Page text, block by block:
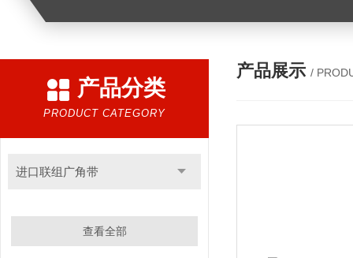
产品分类
PRODUCT CATEGORY
进口联组广角带
查看全部
产品展示 /